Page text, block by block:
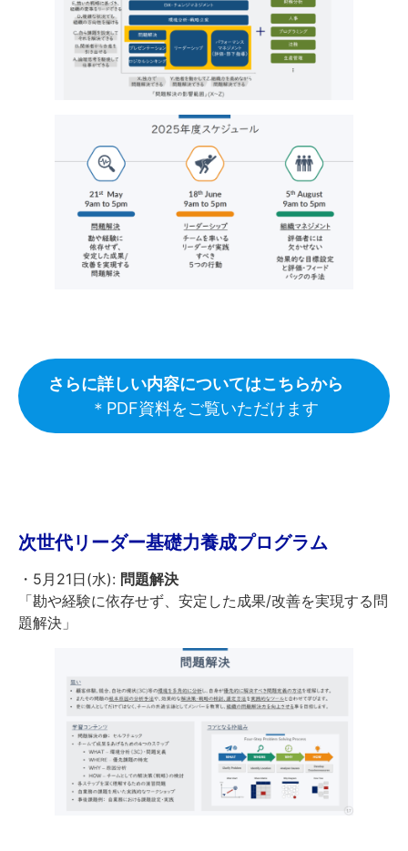
さらに詳しい内容についてはこちらから
＊PDF資料をご覧いただけます
次世代リーダー基礎力養成プログラム
・5月21日(水): 問題解決
「勘や経験に依存せず、安定した成果/改善を実現する問
題解決」